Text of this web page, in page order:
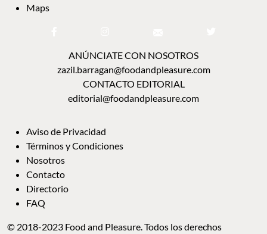
Maps
ANÚNCIATE CON NOSOTROS
zazil.barragan@foodandpleasure.com
CONTACTO EDITORIAL
editorial@foodandpleasure.com
Aviso de Privacidad
Términos y Condiciones
Nosotros
Contacto
Directorio
FAQ
© 2018-2023 Food and Pleasure. Todos los derechos